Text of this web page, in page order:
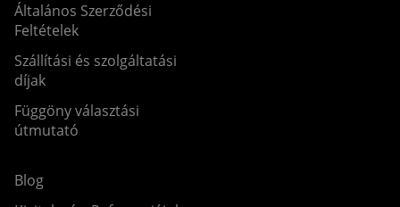
Általános Szerződési
Feltételek
Szállítási és szolgáltatási
díjak
Függöny választási
útmutató
Blog